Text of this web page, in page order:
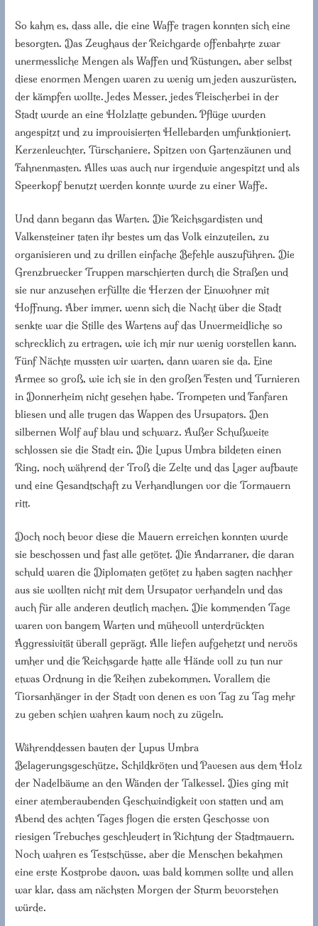
So kahm es, dass alle, die eine Waffe tragen konnten sich eine
besorgten. Das Zeughaus der Reichgarde offenbahrte zwar
unermessliche Mengen als Waffen und Rüstungen, aber selbst
diese enormen Mengen waren zu wenig um jeden auszurüsten,
der kämpfen wollte. Jedes Messer, jedes Fleischerbei in der
Stadt wurde an eine Holzlatte gebunden. Pflüge wurden
angespitzt und zu improvisierten Hellebarden umfunktioniert.
Kerzenleuchter, Türschaniere, Spitzen von Gartenzäunen und
Fahnenmasten. Alles was auch nur irgendwie angespitzt und als
Speerkopf benutzt werden konnte wurde zu einer Waffe.
Und dann begann das Warten. Die Reichsgardisten und
Valkensteiner taten ihr bestes um das Volk einzuteilen, zu
organisieren und zu drillen einfache Befehle auszuführen. Die
Grenzbruecker Truppen marschierten durch die Straßen und
sie nur anzusehen erfüllte die Herzen der Einwohner mit
Hoffnung. Aber immer, wenn sich die Nacht über die Stadt
senkte war die Stille des Wartens auf das Unvermeidliche so
schrecklich zu ertragen, wie ich mir nur wenig vorstellen kann.
Fünf Nächte mussten wir warten, dann waren sie da. Eine
Armee so groß, wie ich sie in den großen Festen und Turnieren
in Donnerheim nicht gesehen habe. Trompeten und Fanfaren
bliesen und alle trugen das Wappen des Ursupators. Den
silbernen Wolf auf blau und schwarz. Außer Schußweite
schlossen sie die Stadt ein. Die Lupus Umbra bildeten einen
Ring, noch während der Troß die Zelte und das Lager aufbaute
und eine Gesandtschaft zu Verhandlungen vor die Tormauern
ritt.
Doch noch bevor diese die Mauern erreichen konnten wurde
sie beschossen und fast alle getötet. Die Andarraner, die daran
schuld waren die Diplomaten getötet zu haben sagten nachher
aus sie wollten nicht mit dem Ursupator verhandeln und das
auch für alle anderen deutlich machen. Die kommenden Tage
waren von bangem Warten und mühevoll unterdrückten
Aggressivität überall geprägt. Alle liefen aufgehetzt und nervös
umher und die Reichsgarde hatte alle Hände voll zu tun nur
etwas Ordnung in die Reihen zubekommen. Vorallem die
Tiorsanhänger in der Stadt von denen es von Tag zu Tag mehr
zu geben schien wahren kaum noch zu zügeln.
Währenddessen bauten der Lupus Umbra
Belagerungsgeschütze, Schildkröten und Pavesen aus dem Holz
der Nadelbäume an den Wänden der Talkessel. Dies ging mit
einer atemberaubenden Geschwindigkeit von statten und am
Abend des achten Tages flogen die ersten Geschosse von
riesigen Trebuches geschleudert in Richtung der Stadtmauern.
Noch wahren es Testschüsse, aber die Menschen bekahmen
eine erste Kostprobe davon, was bald kommen sollte und allen
war klar, dass am nächsten Morgen der Sturm bevorstehen
würde.